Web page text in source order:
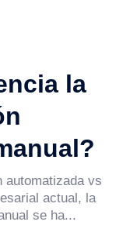
la
automatizada vs
actual, la
se ha...